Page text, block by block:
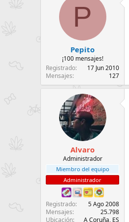
P
Pepito
¡100 mensajes!
Registrado
17 Jun 2010
Mensajes
127
Alvaro
Administrador
Miembro del equipo
Administrador
Registrado
5 Ago 2008
Mensajes
25.798
Ubicación
A Coruña, ES